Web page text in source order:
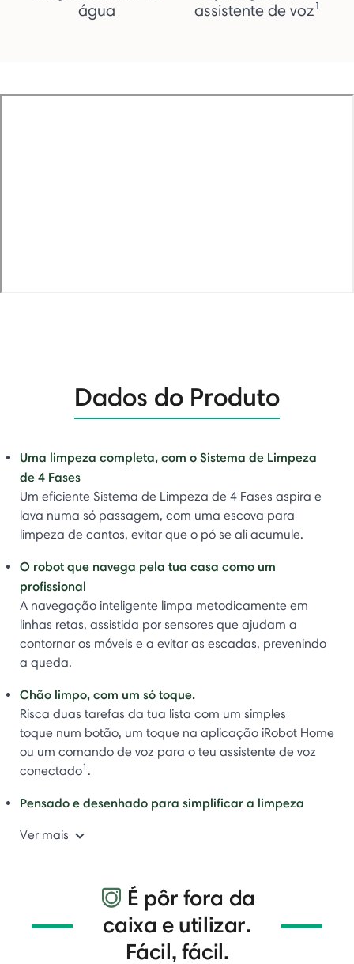
água
assistente de voz¹
Dados do Produto
Uma limpeza completa, com o Sistema de Limpeza
de 4 Fases
Um eficiente Sistema de Limpeza de 4 Fases aspira e
lava numa só passagem, com uma escova para
limpeza de cantos, evitar que o pó se ali acumule.
O robot que navega pela tua casa como um
profissional
A navegação inteligente limpa metodicamente em
linhas retas, assistida por sensores que ajudam a
contornar os móveis e a evitar as escadas, prevenindo
a queda.
Chão limpo, com um só toque.
Risca duas tarefas da tua lista com um simples
toque num botão, um toque na aplicação iRobot Home
ou um comando de voz para o teu assistente de voz
conectado1 .
Pensado e desenhado para simplificar a limpeza
Ver mais
É pôr fora da
caixa e utilizar.
Fácil, fácil.